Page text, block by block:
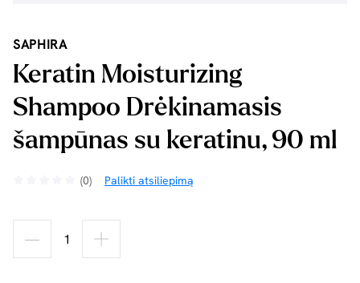
SAPHIRA
Keratin Moisturizing
Shampoo Drėkinamasis
šampūnas su keratinu, 90 ml
(0) Palikti atsiliepimą